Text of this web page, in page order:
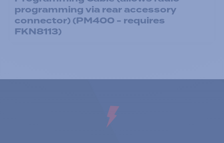
programming via rear accessory
connector) (PM400 - requires
FKN8113)